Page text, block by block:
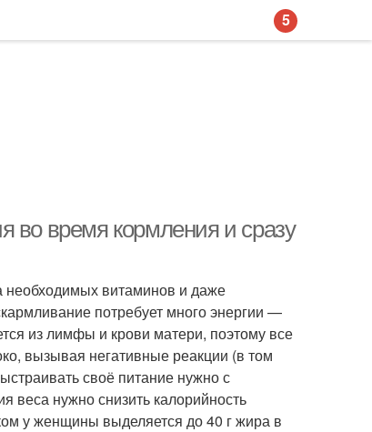
во время кормления и сразу
витаминов и даже
потребует много энергии —
из лимфы и крови матери, поэтому все
вызывая негативные реакции (в том
своё питание нужно с
веса нужно снизить калорийность
у женщины выделяется до 40 г жира в
5